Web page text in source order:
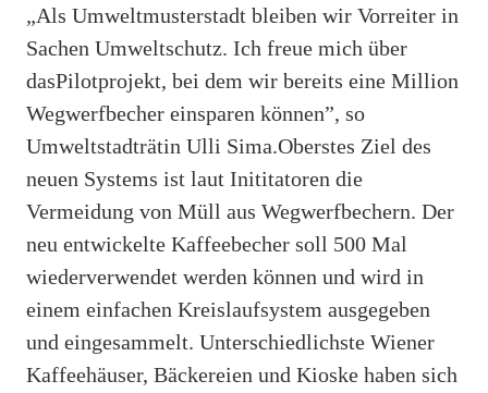
„Als Umweltmusterstadt bleiben wir Vorreiter in
Sachen Umweltschutz. Ich freue mich über
dasPilotprojekt, bei dem wir bereits eine Million
Wegwerfbecher einsparen können”, so
Umweltstadträtin Ulli Sima.Oberstes Ziel des
neuen Systems ist laut Inititatoren die
Vermeidung von Müll aus Wegwerfbechern. Der
neu entwickelte Kaffeebecher soll 500 Mal
wiederverwendet werden können und wird in
einem einfachen Kreislaufsystem ausgegeben
und eingesammelt. Unterschiedlichste Wiener
Kaffeehäuser, Bäckereien und Kioske haben sich